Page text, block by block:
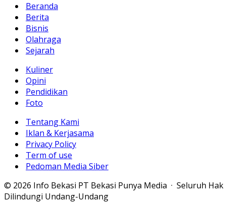
Beranda
Berita
Bisnis
Olahraga
Sejarah
Kuliner
Opini
Pendidikan
Foto
Tentang Kami
Iklan & Kerjasama
Privacy Policy
Term of use
Pedoman Media Siber
© 2026 Info Bekasi PT Bekasi Punya Media · Seluruh Hak
Dilindungi Undang-Undang